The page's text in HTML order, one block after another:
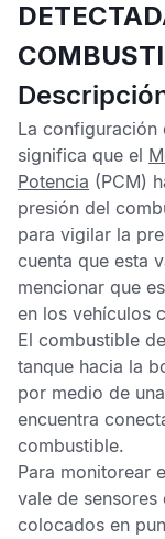
La configuración
significa que el
Potencia (PCM)
presión del
para vigilar la
cuenta que esta
mencionar que
en los vehículos
El combustible
tanque hacia la
por medio de
encuentra
combustible.
Para monitorear
vale de
colocados en